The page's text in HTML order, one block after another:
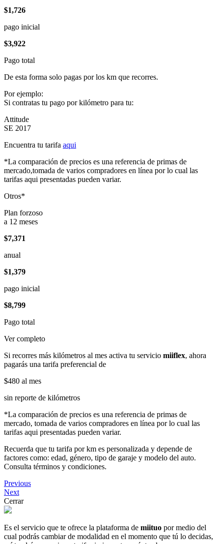
$1,726
pago inicial
$3,922
Pago total
De esta forma solo pagas por los km que recorres.
Por ejemplo:
Si contratas tu pago por kilómetro para tu:
Attitude
SE 2017
Encuentra tu tarifa aqui
*La comparación de precios es una referencia de primas de
mercado,tomada de varios compradores en línea por lo cual las
tarifas aqui presentadas pueden variar.
Otros*
Plan forzoso
a 12 meses
$7,371
anual
$1,379
pago inicial
$8,799
Pago total
Ver completo
Si recorres más kilómetros al mes activa tu servicio miiflex, ahora
pagarás una tarifa preferencial de
$480 al mes
sin reporte de kilómetros
*La comparación de precios es una referencia de primas de
mercado, tomada de varios compradores en línea por lo cual las
tarifas aqui presentadas pueden variar.
Recuerda que tu tarifa por km es personalizada y depende de
factores como: edad, género, tipo de garaje y modelo del auto.
Consulta términos y condiciones.
Previous
Next
Cerrar
Es el servicio que te ofrece la plataforma de miituo por medio del
cual podrás cambiar de modalidad en el momento que tú lo decidas,